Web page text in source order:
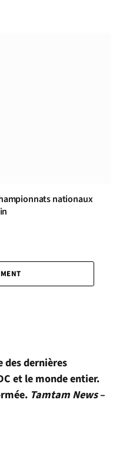
nationaux
dernières
et le monde entier.
Tamtam News–